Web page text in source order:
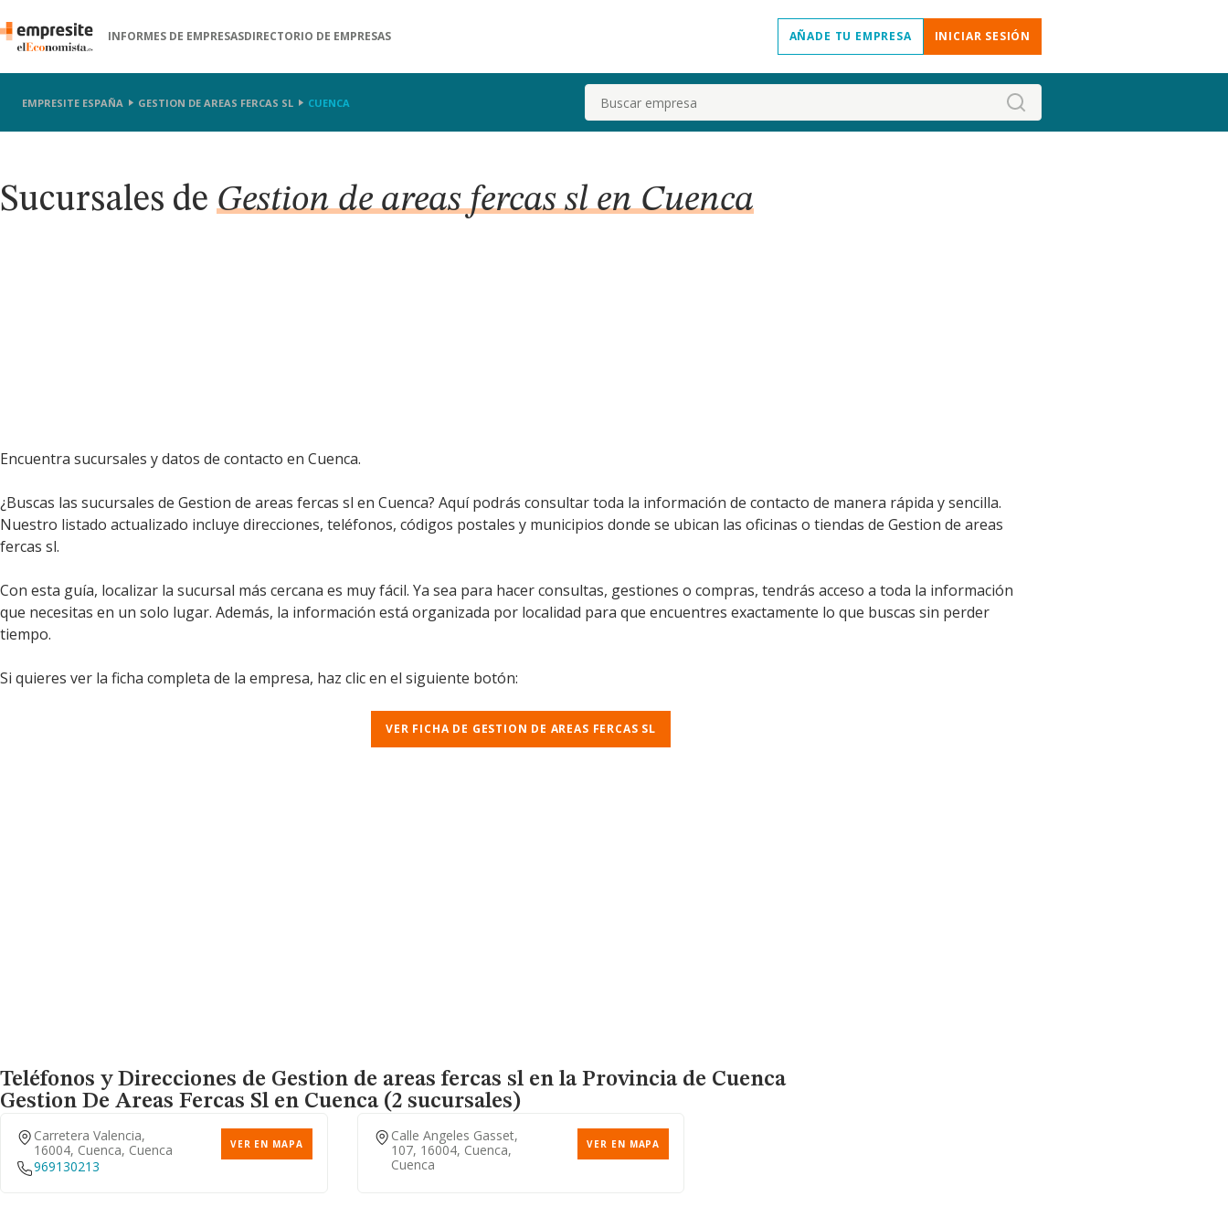
INFORMES DE EMPRESASDIRECTORIO DE EMPRESAS AÑADE TU EMPRESA INICIAR SESIÓN
EMPRESITE ESPAÑA GESTION DE AREAS FERCAS SL CUENCA Buscar
Sucursales de Gestion de areas fercas sl en Cuenca
Encuentra sucursales y datos de contacto en Cuenca.
¿Buscas las sucursales de Gestion de areas fercas sl en Cuenca? Aquí podrás consultar toda la información de contacto de manera rápida y sencilla.
Nuestro listado actualizado incluye direcciones, teléfonos, códigos postales y municipios donde se ubican las oficinas o tiendas de Gestion de areas
fercas sl.
Con esta guía, localizar la sucursal más cercana es muy fácil. Ya sea para hacer consultas, gestiones o compras, tendrás acceso a toda la información
que necesitas en un solo lugar. Además, la información está organizada por localidad para que encuentres exactamente lo que buscas sin perder
tiempo.
Si quieres ver la ficha completa de la empresa, haz clic en el siguiente botón:
VER FICHA DE GESTION DE AREAS FERCAS SL
Teléfonos y Direcciones de Gestion de areas fercas sl en la Provincia de Cuenca
Gestion De Areas Fercas Sl en Cuenca (2 sucursales)
Carretera Valencia,
16004, Cuenca, Cuenca
VER EN MAPA
969130213
Calle Angeles Gasset,
107, 16004, Cuenca,
Cuenca
VER EN MAPA